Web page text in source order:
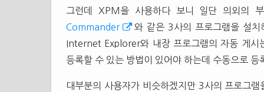
그런데 XPM을 사용하다 보니 일단 의외의
Commander
와 같은 3사의 프로그램을 설
Internet Explorer와 내장 프로그램의 자동 게시
등록할 수 있는 방법이 있어야 하는데 수동으로
대부분의 사용자가 비슷하겠지만 3사의 프로그